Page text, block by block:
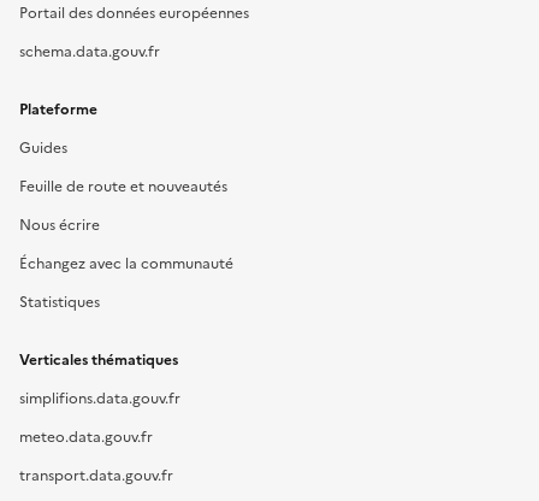
Portail des données européennes
schema.data.gouv.fr
Plateforme
Guides
Feuille de route et nouveautés
Nous écrire
Échangez avec la communauté
Statistiques
Verticales thématiques
simplifions.data.gouv.fr
meteo.data.gouv.fr
transport.data.gouv.fr